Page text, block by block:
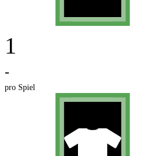
1
-
pro Spiel